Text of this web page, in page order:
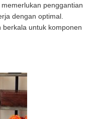
penggantian
dengan optimal.
untuk komponen